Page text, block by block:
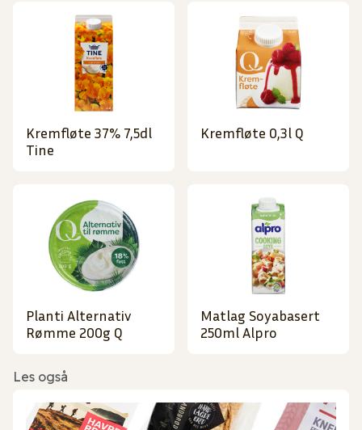
Kremfløte 37% 7,5dl
Tine
Kremfløte 0,3l Q
Planti Alternativ
Rømme 200g Q
Matlag Soyabasert
250ml Alpro
Les også